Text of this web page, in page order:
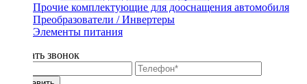
Прочие комплектующие для дооснащения автомобиля
Преобразователи / Инвертеры
Элементы питания
Заказать звонок